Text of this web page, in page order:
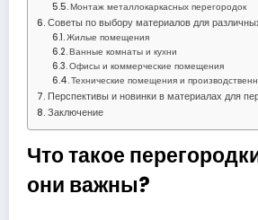
Монтаж металлокаркасных перегородок
Советы по выбору материалов для
Жилые помещения
Ванные комнаты и кухни
Офисы и коммерческие помещения
Технические помещения и
Перспективы и новинки в материалах для
Заключение
Что такое
они важны?